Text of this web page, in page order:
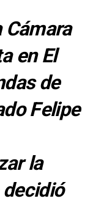
Cámara
en El
de
Felipe
la